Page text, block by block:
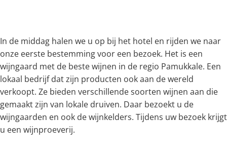
In de middag halen we u op bij het hotel en rijden we naar
onze eerste bestemming voor een bezoek. Het is een
wijngaard met de beste wijnen in de regio Pamukkale. Een
lokaal bedrijf dat zijn producten ook aan de wereld
verkoopt. Ze bieden verschillende soorten wijnen aan die
gemaakt zijn van lokale druiven. Daar bezoekt u de
wijngaarden en ook de wijnkelders. Tijdens uw bezoek krijgt
u een wijnproeverij.